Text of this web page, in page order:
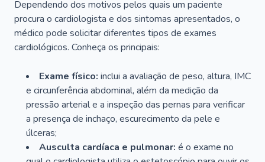
Dependendo dos motivos pelos quais um paciente
procura o cardiologista e dos sintomas apresentados, o
médico pode solicitar diferentes tipos de exames
cardiológicos. Conheça os principais:
Exame físico: inclui a avaliação de peso, altura, IMC
e circunferência abdominal, além da medição da
pressão arterial e a inspeção das pernas para verificar
a presença de inchaço, escurecimento da pele e
úlceras;
Ausculta cardíaca e pulmonar: é o exame no